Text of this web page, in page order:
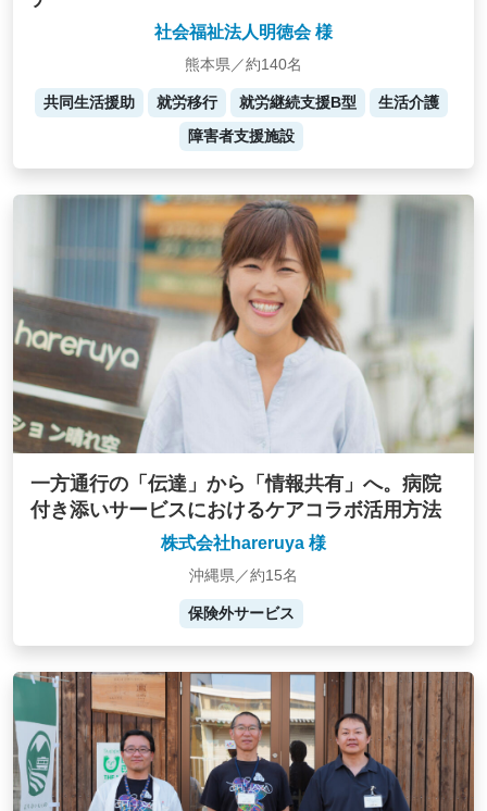
社会福祉法人明徳会 様
熊本県／約140名
共同生活援助 就労移行 就労継続支援B型
生活介護
障害者支援施設
一方通行の「伝達」から「情報共有」へ。病院
付き添いサービスにおけるケアコラボ活用方法
株式会社hareruya 様
沖縄県／約15名
保険外サービス